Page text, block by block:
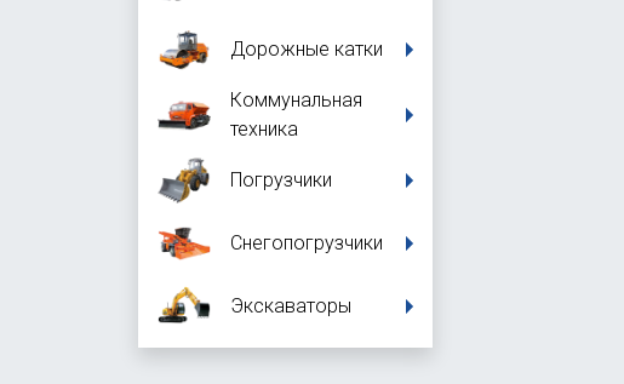
Дорожные катки
Коммунальная
техника
Погрузчики
Снегопогрузчики
Экскаваторы